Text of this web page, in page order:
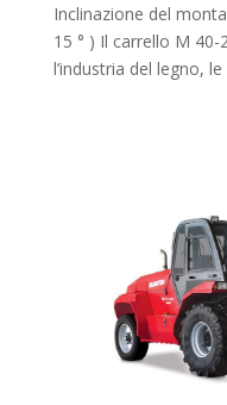
Inclinazione del
15 ° ) Il carrello M
l’industria del legno,